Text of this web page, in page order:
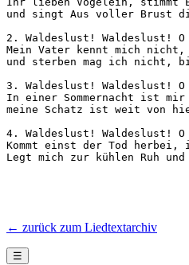
und singt Aus voller Brust
2. Waldeslust! Waldeslust!
Mein Vater kennt mich
und sterben mag ich nicht,
3. Waldeslust! Waldeslust!
In einer Sommernacht ist
meine Schatz ist weit von
4. Waldeslust! Waldeslust!
Kommt einst der Tod
Legt mich zur kühlen Ruh
← zurück zum Liedtextarchiv
☰